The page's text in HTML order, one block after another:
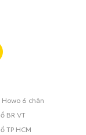
6 chân
BR VT
TP HCM